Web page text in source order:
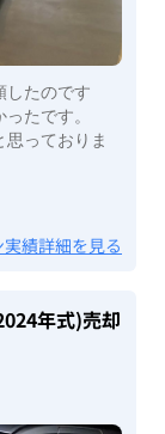
したのです
たです。
っておりま
績詳細を見る
年式)売却